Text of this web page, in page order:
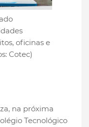
oficinas e
Cotec)
na próxima
Tecnológico